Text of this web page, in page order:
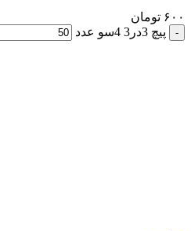
۶۰۰ تومان
پیچ 3در3 4سو عدد